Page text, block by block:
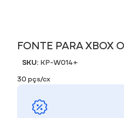
FONTE PARA XBOX
SKU: KP-W014+
30 pçs/cx